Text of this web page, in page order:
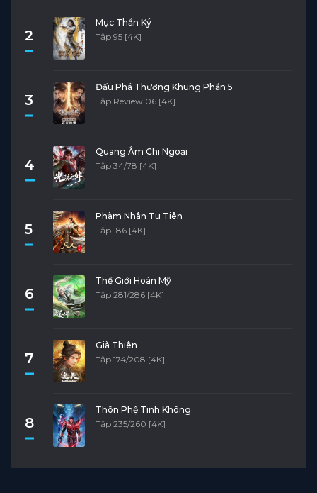
2
Mục Thần Ký
Tập 95 [4K]
3
Đấu Phá Thương Khung Phần 5
Tập Review 06 [4K]
4
Quang Âm Chi Ngoại
Tập 34/78 [4K]
5
Phàm Nhân Tu Tiên
Tập 186 [4K]
6
Thế Giới Hoàn Mỹ
Tập 281/286 [4K]
7
Già Thiên
Tập 174/208 [4K]
8
Thôn Phệ Tinh Không
Tập 235/260 [4K]